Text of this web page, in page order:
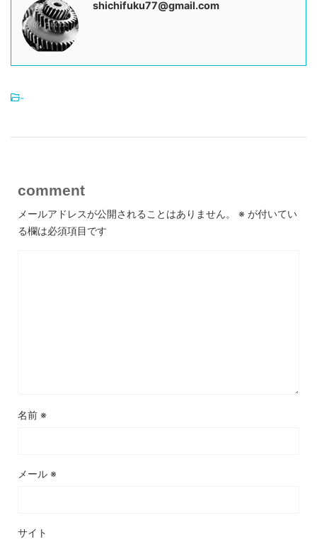
shichifuku77@gmail.com
-
comment
メールアドレスが公開されることはありません。 ※ が付いてい
る欄は必須項目です
名前 ※
メール ※
サイト